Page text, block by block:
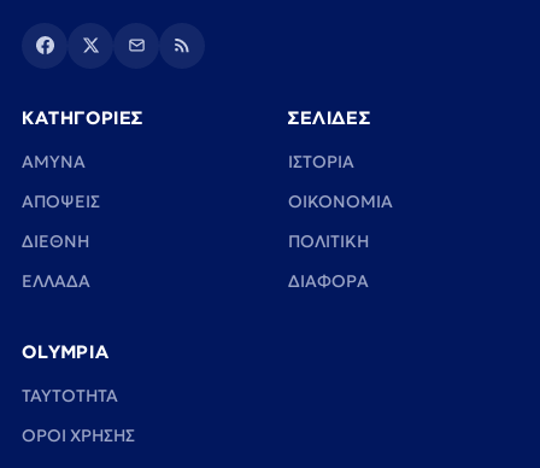
ΚΑΤΗΓΟΡΙΕΣ
ΑΜΥΝΑ
ΑΠΟΨΕΙΣ
ΔΙΕΘΝΗ
ΕΛΛΑΔΑ
ΣΕΛΙΔΕΣ
ΙΣΤΟΡΙΑ
ΟΙΚΟΝΟΜΙΑ
ΠΟΛΙΤΙΚΗ
ΔΙΑΦΟΡΑ
OLYMPIA
TAYTOTHTA
ΟΡΟΙ ΧΡΗΣΗΣ